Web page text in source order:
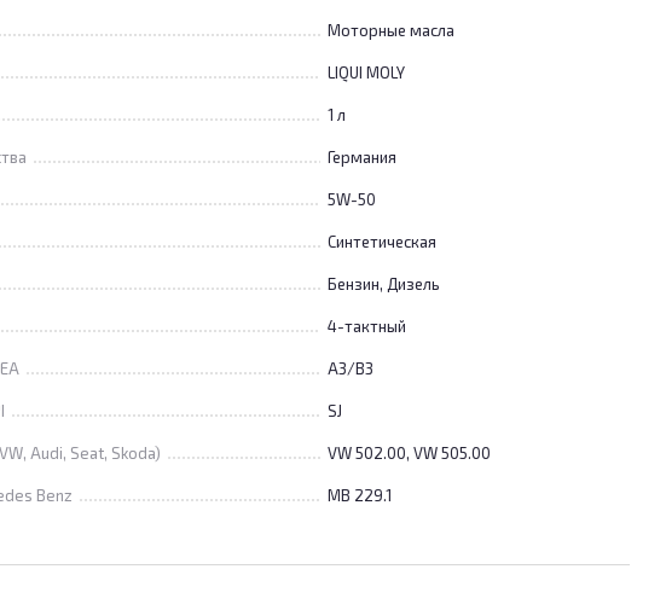
Моторные масла
LIQUI MOLY
1 л
Германия
5W-50
Синтетическая
Бензин, Дизель
4-тактный
A3/B3
SJ
Audi, Seat, Skoda) VW 502.00, VW 505.00
Benz MB 229.1